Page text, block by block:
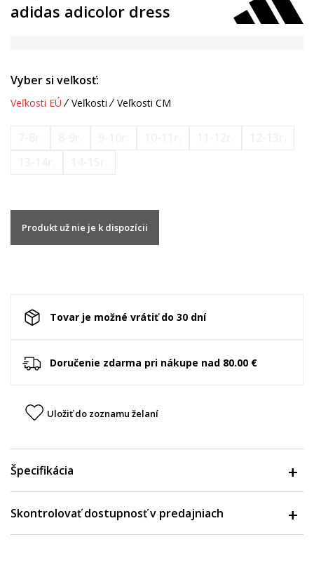
adidas adicolor dress
Vyber si veľkosť:
Veľkosti EÚ Veľkosti Veľkosti CM
Produkt už nie je k dispozícii
Tovar je možné vrátiť do 30 dní
Doručenie zdarma pri nákupe nad 80.00 €
Uložiť do zoznamu želaní
Špecifikácia
Skontrolovať dostupnosť v predajniach